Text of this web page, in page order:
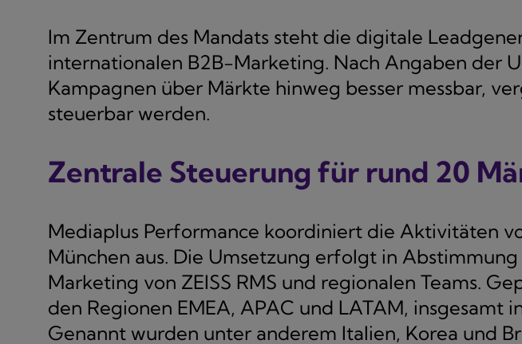
Im Zentrum des Mandats steht die digitale
internationalen B2B-Marketing. Nach Angaben der
Kampagnen über Märkte hinweg besser messbar,
steuerbar werden.
Zentrale Steuerung für rund 20
Mediaplus Performance koordiniert die Aktivitäten
München aus. Die Umsetzung erfolgt in
Marketing von ZEISS RMS und regionalen Teams.
den Regionen EMEA, APAC und LATAM, insgesamt
Genannt wurden unter anderem Italien, Korea und